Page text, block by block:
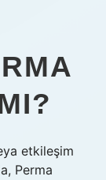
etkileşim
Perma